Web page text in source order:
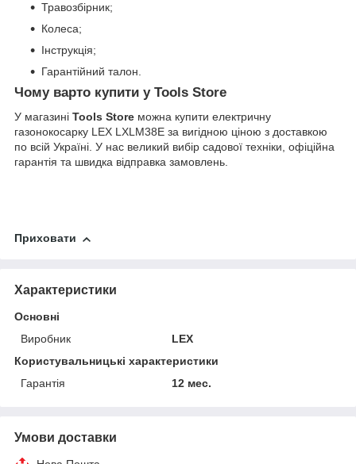
Травозбірник;
Колеса;
Інструкція;
Гарантійний талон.
Чому варто купити у Tools Store
У магазині Tools Store можна купити електричну
газонокосарку LEX LXLM38E за вигідною ціною з доставкою
по всій Україні. У нас великий вибір садової техніки, офіційна
гарантія та швидка відправка замовлень.
Приховати
Характеристики
Основні
Виробник
LEX
Користувальницькі характеристики
Гарантія
12 мес.
Умови доставки